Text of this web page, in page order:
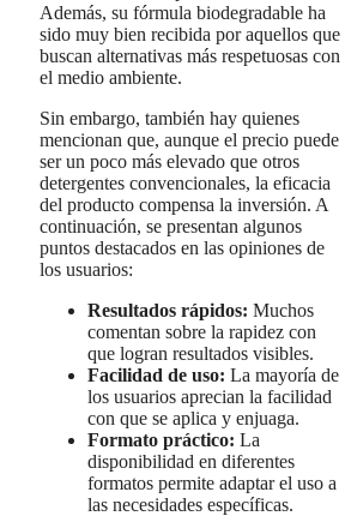
Además, su fórmula biodegradable ha
sido muy bien recibida por aquellos que
buscan alternativas más respetuosas con
el medio ambiente.
Sin embargo, también hay quienes
mencionan que, aunque el precio puede
ser un poco más elevado que otros
detergentes convencionales, la eficacia
del producto compensa la inversión. A
continuación, se presentan algunos
puntos destacados en las opiniones de
los usuarios:
Resultados rápidos: Muchos
comentan sobre la rapidez con
que logran resultados visibles.
Facilidad de uso: La mayoría de
los usuarios aprecian la facilidad
con que se aplica y enjuaga.
Formato práctico: La
disponibilidad en diferentes
formatos permite adaptar el uso a
las necesidades específicas.